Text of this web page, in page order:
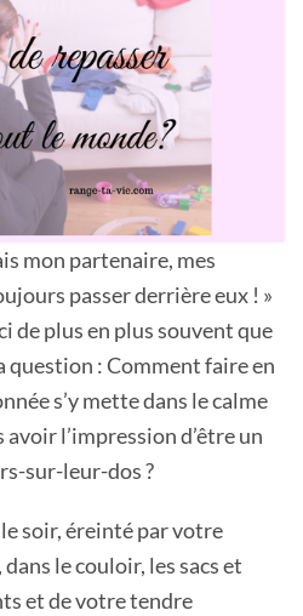
mon partenaire, mes
passer derrière eux ! »
de plus en plus souvent que
question : Comment faire en
s’y mette dans le calme
l’impression d’être un
sur-leur-dos ?
soir, éreinté par votre
le couloir, les sacs et
et de votre tendre